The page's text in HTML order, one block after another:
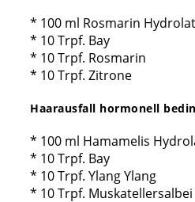
* 100 ml Rosmarin Hydrolat
* 10 Trpf. Bay
* 10 Trpf. Rosmarin
* 10 Trpf. Zitrone
Haarausfall hormonell
* 100 ml Hamamelis
* 10 Trpf. Bay
* 10 Trpf. Ylang Ylang
* 10 Trpf. Muskatellersalbei